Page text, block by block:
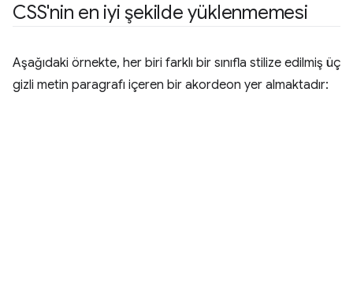
CSS'nin en iyi şekilde yüklenmemesi
Aşağıdaki örnekte, her biri farklı bir sınıfla stilize edilmiş üç
gizli metin paragrafı içeren bir akordeon yer almaktadır: